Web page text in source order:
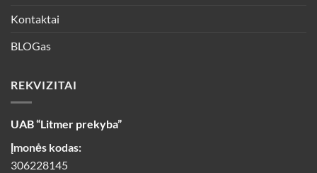
Kontaktai
BLOGas
REKVIZITAI
UAB “Litmer prekyba”
Įmonės kodas:
306228145